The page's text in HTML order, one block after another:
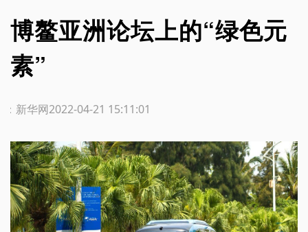
博鳌亚洲论坛上的“绿色元
素”
2022-04-21 15:11:01
：新华网